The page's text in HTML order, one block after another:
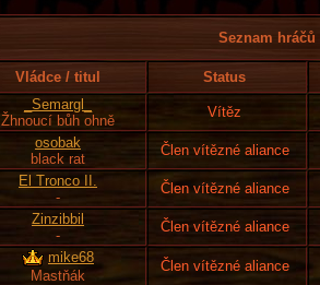
Seznam
Vládce / titul
Status
_Semargl_
Žhnoucí bůh ohně
Vítěz
osobak
black rat
Člen vítězné aliance
El Tronco II.
-
Člen vítězné aliance
Zinzibbil
-
Člen vítězné aliance
mike68
Mastňák
Člen vítězné aliance